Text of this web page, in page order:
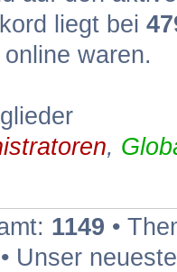
liegt bei
waren.
,
1149 •
• Unser